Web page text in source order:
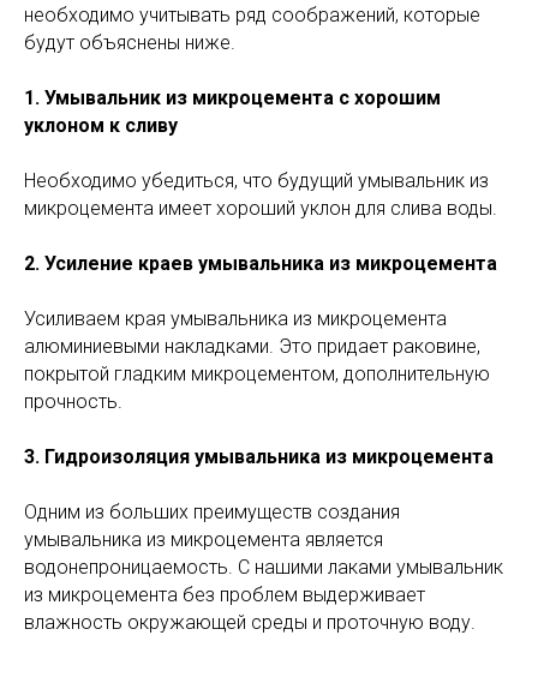
необходимо учитывать ряд соображений, которые
будут объяснены ниже.
1. Умывальник из микроцемента с хорошим
уклоном к сливу
Необходимо убедиться, что будущий умывальник из
микроцемента имеет хороший уклон для слива воды.
2. Усиление краев умывальника из микроцемента
Усиливаем края умывальника из микроцемента
алюминиевыми накладками. Это придает раковине,
покрытой гладким микроцементом, дополнительную
прочность.
3. Гидроизоляция умывальника из микроцемента
Одним из больших преимуществ создания
умывальника из микроцемента является
водонепроницаемость. С нашими лаками умывальник
из микроцемента без проблем выдерживает
влажность окружающей среды и проточную воду.